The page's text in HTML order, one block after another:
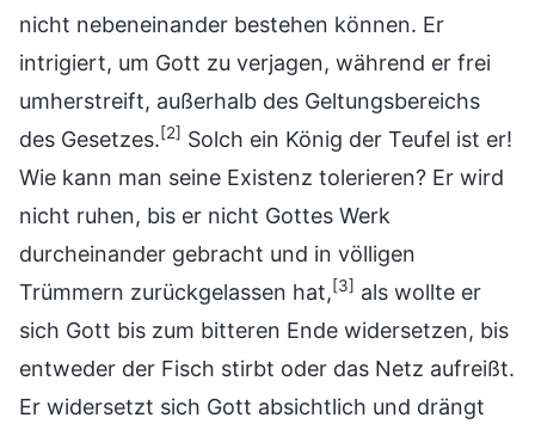
nicht nebeneinander bestehen können. Er
intrigiert, um Gott zu verjagen, während er frei
umherstreift, außerhalb des Geltungsbereichs
des Gesetzes.[2] Solch ein König der Teufel ist er!
Wie kann man seine Existenz tolerieren? Er wird
nicht ruhen, bis er nicht Gottes Werk
durcheinander gebracht und in völligen
Trümmern zurückgelassen hat,[3] als wollte er
sich Gott bis zum bitteren Ende widersetzen, bis
entweder der Fisch stirbt oder das Netz aufreißt.
Er widersetzt sich Gott absichtlich und drängt